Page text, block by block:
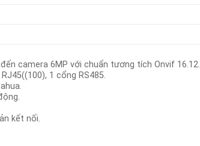
camera 6MP với chuẩn tương tích Onvif 16.12.
1 cổng RS485.
kết nối.